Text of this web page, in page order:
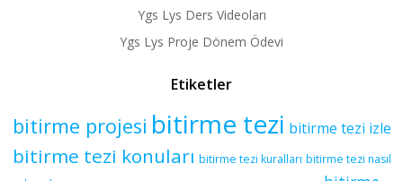
Ygs Lys Ders Videoları
Ygs Lys Proje Dönem Ödevi
Etiketler
bitirme projesi bitirme tezi bitirme tezi izle
bitirme tezi konuları bitirme tezi kuralları bitirme tezi nasıl